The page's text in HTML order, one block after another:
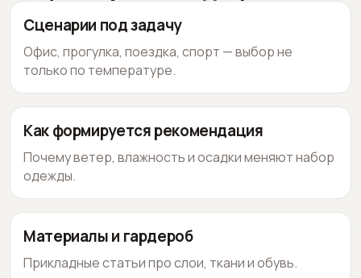
Сценарии под задачу
Офис, прогулка, поездка, спорт — выбор не
только по температуре.
Как формируется рекомендация
Почему ветер, влажность и осадки меняют набор
одежды.
Материалы и гардероб
Прикладные статьи про слои, ткани и обувь.